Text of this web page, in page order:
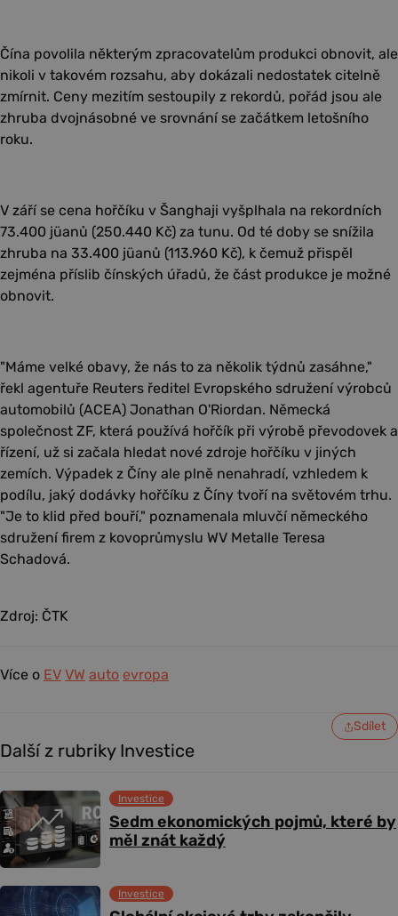
Čína povolila některým zpracovatelům produkci obnovit, ale
nikoli v takovém rozsahu, aby dokázali nedostatek citelně
zmírnit. Ceny mezitím sestoupily z rekordů, pořád jsou ale
zhruba dvojnásobné ve srovnání se začátkem letošního
roku.
V září se cena hořčíku v Šanghaji vyšplhala na rekordních
73.400 jüanů (250.440 Kč) za tunu. Od té doby se snížila
zhruba na 33.400 jüanů (113.960 Kč), k čemuž přispěl
zejména příslib čínských úřadů, že část produkce je možné
obnovit.
"Máme velké obavy, že nás to za několik týdnů zasáhne,"
řekl agentuře Reuters ředitel Evropského sdružení výrobců
automobilů (ACEA) Jonathan O'Riordan. Německá
společnost ZF, která používá hořčík při výrobě převodovek a
řízení, už si začala hledat nové zdroje hořčíku v jiných
zemích. Výpadek z Číny ale plně nenahradí, vzhledem k
podílu, jaký dodávky hořčíku z Číny tvoří na světovém trhu.
"Je to klid před bouří," poznamenala mluvčí německého
sdružení firem z kovoprůmyslu WV Metalle Teresa
Schadová.
Zdroj: ČTK
Více o EV VW auto evropa
Sdílet
Další z rubriky Investice
Sedm ekonomických pojmů, které by
měl znát každý
Investice
Investice